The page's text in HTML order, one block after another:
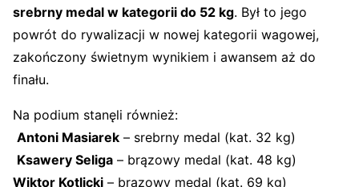
srebrny medal w kategorii do 52 kg. Był to jego
powrót do rywalizacji w nowej kategorii wagowej,
zakończony świetnym wynikiem i awansem aż do
finału.
Na podium stanęli również:
Antoni Masiarek – srebrny medal (kat. 32 kg)
Ksawery Seliga – brązowy medal (kat. 48 kg)
Wiktor Kotlicki – brązowy medal (kat. 69 kg)